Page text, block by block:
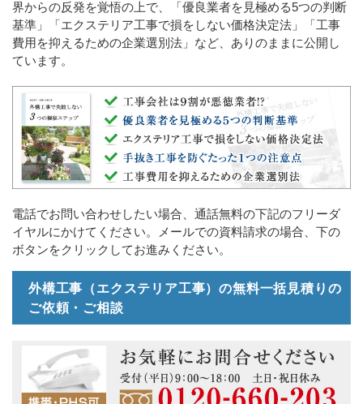
界からの反発を覚悟の上で、「優良業者を見極める5つの判断
基準」「エクステリア工事で損をしない価格決定法」「工事
費用を抑えるための企業選別法」など、ありのままに公開し
ています。
電話でお問い合わせしたい場合、通話無料の下記のフリーダ
イヤルにかけてください。メールでの資料請求の場合、下の
ボタンをクリックしてお進みください。
外構工事（エクステリア工事）の無料一括見積りの
ご依頼・ご相談